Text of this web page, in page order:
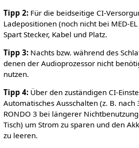
Tipp 2:Für die beidseitige CI-
Ladepositionen (noch nicht bei MED-
Spart Stecker, Kabel und Platz.
Tipp 3:Nachts bzw. während des
denen der Audioprozessor nicht
nutzen.
Tipp 4:Über den zuständigen CI-
Automatisches Ausschalten (z. B. nach
RONDO 3 bei längerer
Tisch) um Strom zu sparen und den
zu leeren.